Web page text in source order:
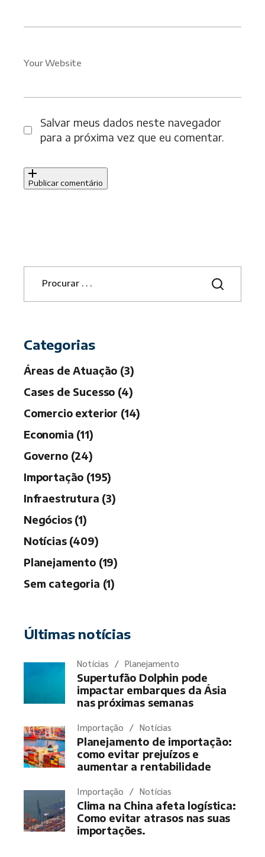
Your Website
Salvar meus dados neste navegador
para a próxima vez que eu comentar.
Publicar comentário
S
c
Categorias
Áreas de Atuação (3)
Cases de Sucesso (4)
Comercio exterior (14)
Economia (11)
Governo (24)
Importação (195)
Infraestrutura (3)
Negócios (1)
Notícias (409)
Planejamento (19)
Sem categoria (1)
Últimas notícias
Notícias Planejamento
Supertufão Dolphin pode
impactar embarques da Ásia
nas próximas semanas
Importação Notícias
Planejamento de importação:
como evitar prejuízos e
aumentar a rentabilidade
Importação Notícias
Clima na China afeta logística:
Como evitar atrasos nas suas
importações.